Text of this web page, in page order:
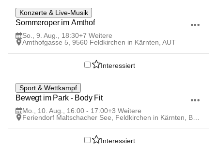
9
AUG
Konzerte & Live-Musik
Sommeroper im Amthof
So., 9. Aug., 18:30+7 Weitere
Amthofgasse 5, 9560 Feldkirchen in Kärnten, AUT
Interessiert
10
AUG
Sport & Wettkampf
Bewegt im Park - Body Fit
Mo., 10. Aug., 16:00 - 17:00+3 Weitere
Interessiert